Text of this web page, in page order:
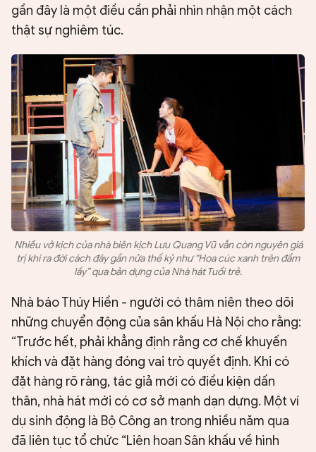
gần đây là một điều cần phải nhìn nhận một cách
thật sự nghiêm túc.
Nhiều vở kịch của nhà biên kịch Lưu Quang Vũ vẫn còn nguyên giá
trị khi ra đời cách đây gần nửa thế kỷ như “Hoa cúc xanh trên đầm
lầy” qua bản dựng của Nhà hát Tuổi trẻ.
Nhà báo Thúy Hiền - người có thâm niên theo dõi
những chuyển động của sân khấu Hà Nội cho rằng:
“Trước hết, phải khẳng định rằng cơ chế khuyến
khích và đặt hàng đóng vai trò quyết định. Khi có
đặt hàng rõ ràng, tác giả mới có điều kiện dấn
thân, nhà hát mới có cơ sở mạnh dạn dựng. Một ví
dụ sinh động là Bộ Công an trong nhiều năm qua
đã liên tục tổ chức “Liên hoan Sân khấu về hình